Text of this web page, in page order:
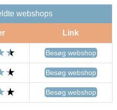
webshops
Link
Besøg webshop
Besøg webshop
Besøg webshop